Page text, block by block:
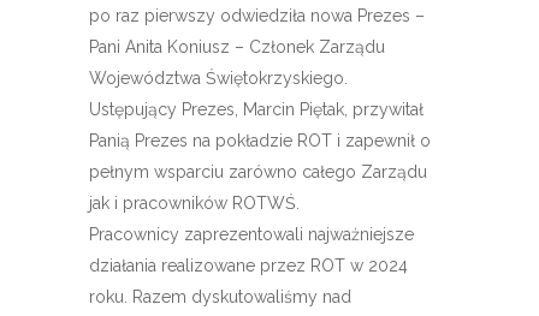
po raz pierwszy odwiedziła nowa Prezes –
Pani Anita Koniusz – Członek Zarządu
Województwa Świętokrzyskiego
Ustępujący Prezes,
Marcin Piętak , przywitał
Panią Prezes na pokładzie ROT i zapewnił o
pełnym wsparciu zarówno całego Zarządu
jak i pracowników ROTWŚ.
Pracownicy zaprezentowali najważniejsze
działania realizowane przez ROT w 2024
roku. Razem dyskutowaliśmy nad